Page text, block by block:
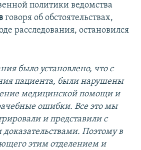
политики ведомства
говоря об обстоятельствах,
расследования, остановился
было установлено, что с
пациента, были нарушены
медицинской помощи и
ошибки. Все это мы
и представили с
Поэтому в
этим отделением и